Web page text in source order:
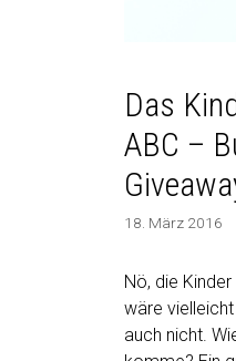
Das
ABC –
18. März 2016
Nö, die
wäre
auch nicht.